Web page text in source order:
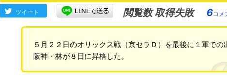
ツイート 閲覧数 取得失敗 6コメ
５月２２日のオリックス戦（京セラＤ）を最後に１軍での
阪神・林が８日に昇格した。